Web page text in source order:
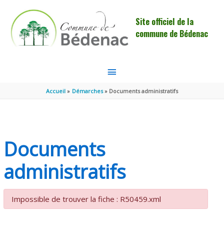
Site officiel de la
commune de Bédenac
MENU
PRINCIPAL
Accueil Démarches Documents administratifs
Documents
administratifs
Impossible de trouver la fiche : R50459.xml